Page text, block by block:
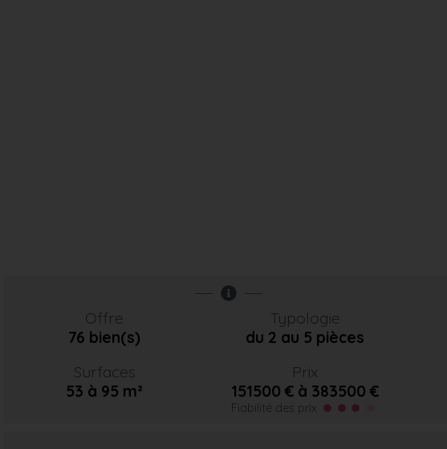
Offre
76 bien(s)
Typologie
du 2 au 5 pièces
Surfaces
53 à 95 m²
Prix
151500 € à 383500 €
Fiabilité des prix